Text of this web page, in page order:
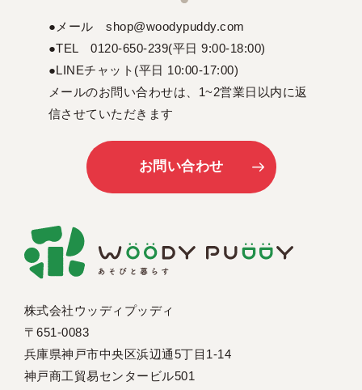
株式会社ウッディプッディ
〒651-0083
兵庫県神戸市中央区浜辺通5丁目1-14
神戸商工貿易センタービル501
●メール shop@woodypuddy.com
●TEL 0120-650-239(平日 9:00-18:00)
●LINEチャット(平日 10:00-17:00)
メールのお問い合わせは、1~2営業日以内に返
信させていただきます
お問い合わせ